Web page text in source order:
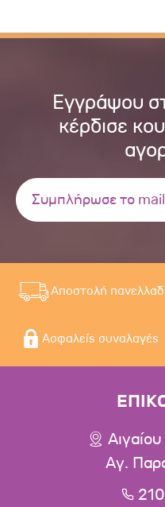
Εγγράψου
κέρδισε
Αποστολή
Ασφαλείς συναλαγές
Αγ.